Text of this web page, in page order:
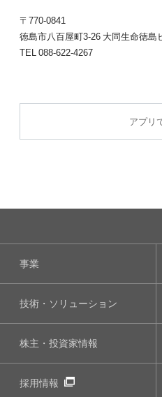
〒770-0841
徳島市八百屋町3-26 大同生命徳島
TEL 088-622-4267
アプリ
事業
技術・ソリューション
株主・投資家情報
採用情報